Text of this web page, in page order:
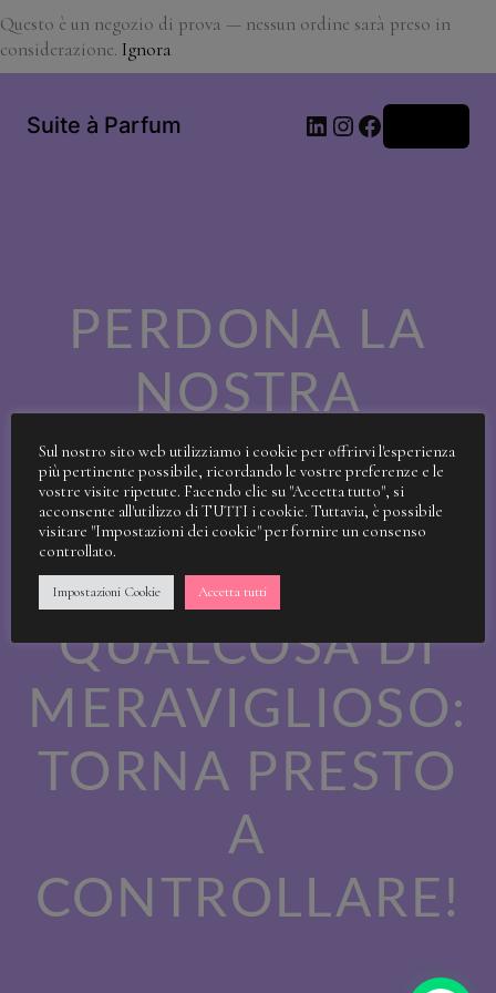
Questo è un negozio di prova — nessun ordine sarà preso in
considerazione. Ignora
Suite à Parfum LinkedIn
Instagram
Facebook
PERDONA LA
NOSTRA
SPORCIZIA!
STIAMO
LAVORANDO A
QUALCOSA DI
MERAVIGLIOSO:
TORNA PRESTO
A
CONTROLLARE!
Sul nostro sito web utilizziamo i cookie per offrirvi l'esperienza
più pertinente possibile, ricordando le vostre preferenze e le
vostre visite ripetute. Facendo clic su "Accetta tutto", si
acconsente all'utilizzo di TUTTI i cookie. Tuttavia, è possibile
visitare "Impostazioni dei cookie" per fornire un consenso
controllato.
Impostazioni Cookie Accetta tutti